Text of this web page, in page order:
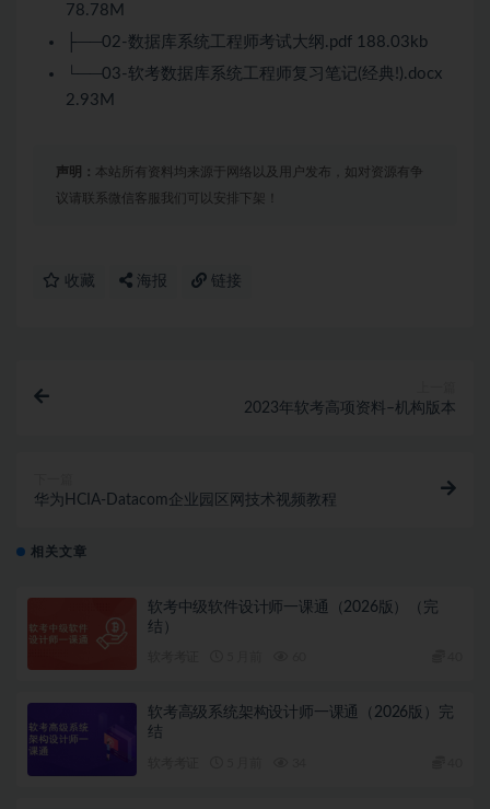
78.78M
├──02-数据库系统工程师考试大纲.pdf 188.03kb
└──03-软考数据库系统工程师复习笔记(经典!).docx
2.93M
声明： 本站所有资料均来源于网络以及用户发布，如对资源有争
议请联系微信客服我们可以安排下架！
收藏 海报 链接
2023年软考高项资料–机构版本
华为HCIA-Datacom企业园区网技术视频教程
相关文章
软考中级软件设计师一课通（2026版）（完
结）
软考高级系统架构设计师一课通（2026版）完
结